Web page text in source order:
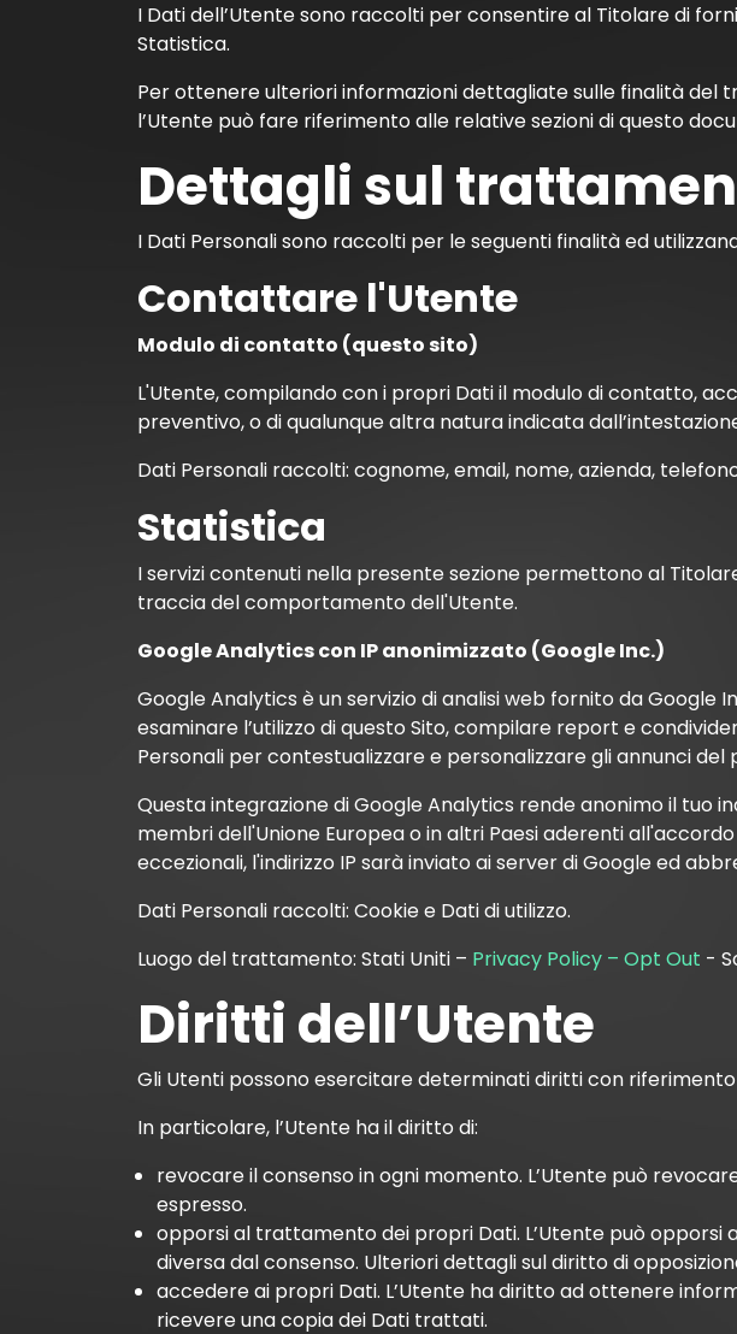
I Dati dell’Utente sono raccolti per consentire al Titolare di
Statistica.
Per ottenere ulteriori informazioni dettagliate sulle finalità
l’Utente può fare riferimento alle relative sezioni di questo
Dettagli sul
I Dati Personali sono raccolti per le seguenti finalità ed
Contattare l'Utente
Modulo di contatto (questo sito)
L'Utente, compilando con i propri Dati il modulo di contatto,
preventivo, o di qualunque altra natura indicata
Dati Personali raccolti: cognome, email, nome, azienda,
Statistica
I servizi contenuti nella presente sezione permettono al
traccia del comportamento dell'Utente.
Google Analytics con IP anonimizzato (Google Inc.)
Google Analytics è un servizio di analisi web fornito da Google
esaminare l’utilizzo di questo Sito, compilare report e
Personali per contestualizzare e personalizzare gli annunci
Questa integrazione di Google Analytics rende anonimo il tuo
membri dell'Unione Europea o in altri Paesi aderenti
eccezionali, l'indirizzo IP sarà inviato ai server di Google ed
Dati Personali raccolti: Cookie e Dati di utilizzo.
Luogo del trattamento: Stati Uniti – Privacy Policy – Opt Out -
Diritti dell’Utente
Gli Utenti possono esercitare determinati diritti con
In particolare, l’Utente ha il diritto di:
revocare il consenso in ogni momento. L’Utente può
espresso.
opporsi al trattamento dei propri Dati. L’Utente può
diversa dal consenso. Ulteriori dettagli sul diritto di
accedere ai propri Dati. L’Utente ha diritto ad ottenere
ricevere una copia dei Dati trattati.